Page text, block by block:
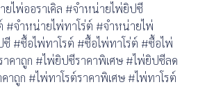
ยไพ่ออราเคิล #จำหน่ายไพ่ยิปซี
#จำหน่ายไพ่ทาโร่ต์ #จำหน่ายไพ่
ซี #ซื้อไพ่ทาโรต์ #ซื้อไพ่ทาโร่ต์ #ซื้อไพ่
าคาถูก #ไพ่ยิปซีราคาพิเศษ #ไพ่ยิปซีลด
าถูก #ไพ่ทาโรต์ราคาพิเศษ #ไพ่ทาโรต์